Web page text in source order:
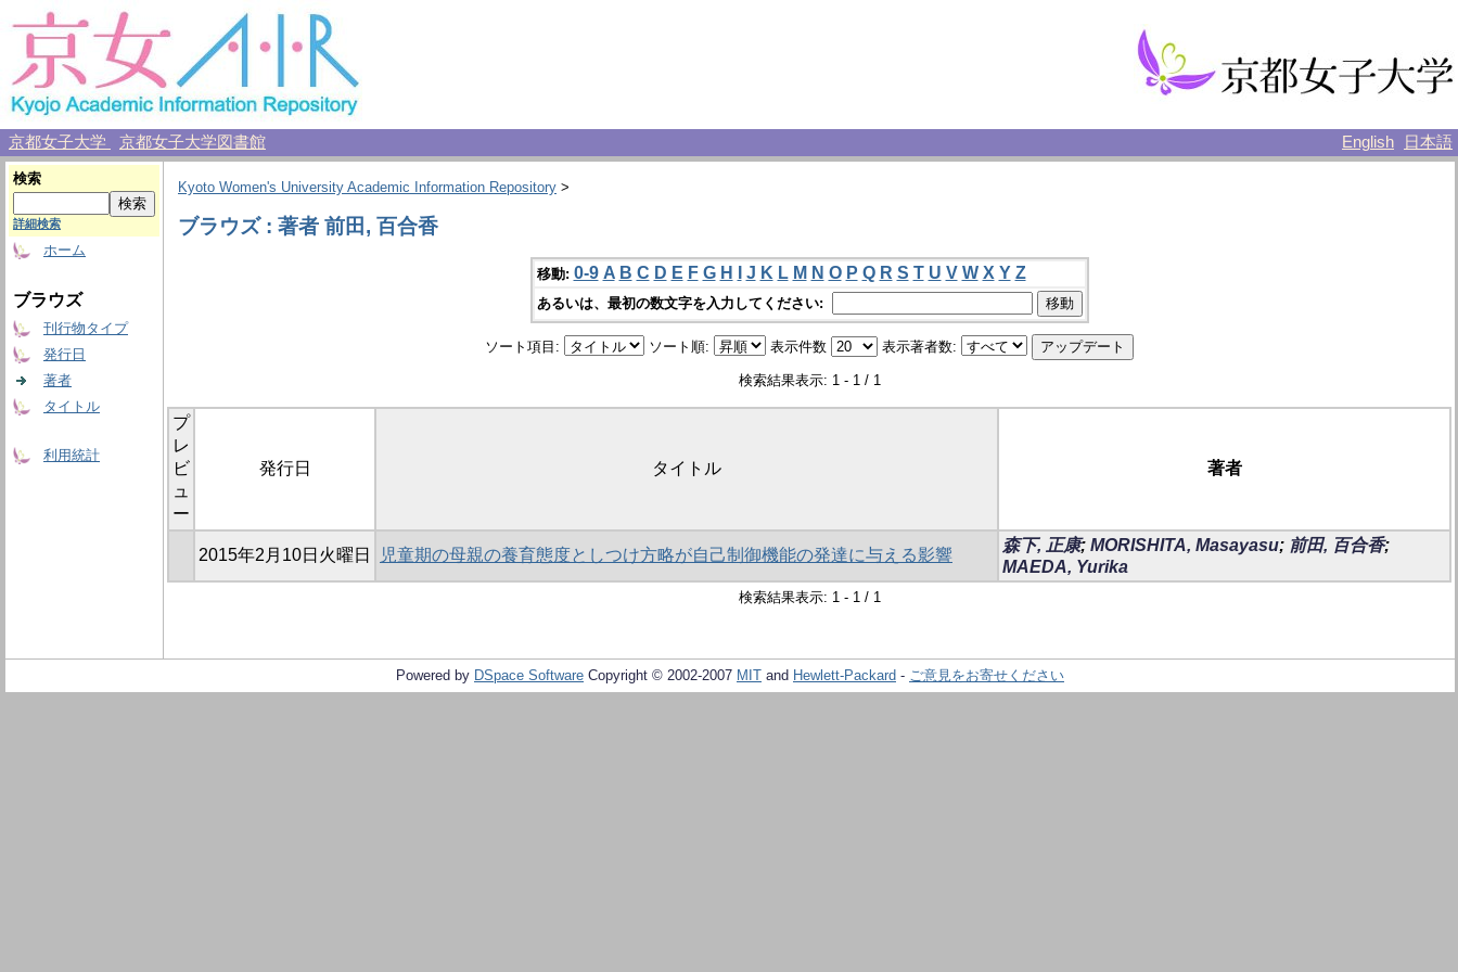
京都女子大学 京都女子大学図書館 English 日本語
検索
詳細検索
ホーム
ブラウズ
刊行物タイプ
発行日
著者
タイトル
利用統計
Kyoto Women's University Academic Information Repository >
ブラウズ : 著者 前田, 百合香
移動: 0-9 A B C D E F G H J K L M N O P Q R S T U V W X Y Z
あるいは、最初の数文字を入力してください:
ソート項目: ソート順: 表示件数 表示著者数:
検索結果表示: 1 - 1 / 1
プ
レ
ビ
ュ
ー
発行日 タイトル 著者
2015年2月10日火曜日 児童期の母親の養育態度としつけ方略が自己制御機能の発達に与える影響
森下, 正康; MORISHITA, Masayasu; 前田, 百合香;
MAEDA, Yurika
検索結果表示: 1 - 1 / 1
Powered by DSpace Software Copyright © 2002-2007 MIT and Hewlett-Packard - ご意見をお寄せください